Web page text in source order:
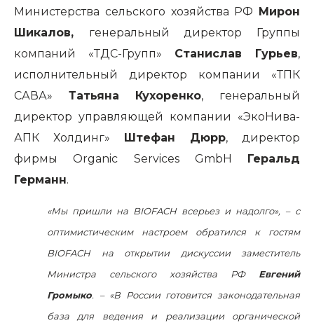
Министерства сельского хозяйства РФ
Мирон
Шикалов, генеральный директор Группы
компаний «ТДС-Групп» Станислав Гурьев,
исполнительный директор компании «ТПК
САВА» Татьяна Кухоренко, генеральный
директор управляющей компании «ЭкоНива-
АПК Холдинг»
Штефан Дюрр, директор
фирмы Organic Services GmbH
Геральд
Германн.
«Мы пришли на BIOFACHвсерьез и надолго», –с
оптимистическим настроем обратился к гостям
BIOFACHна открытии дискуссии заместитель
Министра сельского хозяйства РФ Евгений
Громыко. – «В России готовится законодательная
база для ведения и реализации органической